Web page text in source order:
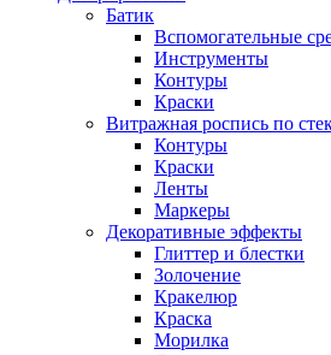
Батик
Вспомогательные
Инструменты
Контуры
Краски
Витражная роспись по
Контуры
Краски
Ленты
Маркеры
Декоративные эффекты
Глиттер и блестки
Золочение
Кракелюр
Краска
Морилка